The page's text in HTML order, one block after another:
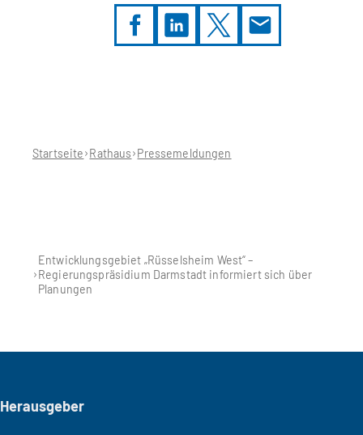
Startseite Rathaus Pressemeldungen
Entwicklungsgebiet „Rüsselsheim West“ –
Regierungspräsidium Darmstadt informiert sich über
Planungen
Seitenfuß
Herausgeber